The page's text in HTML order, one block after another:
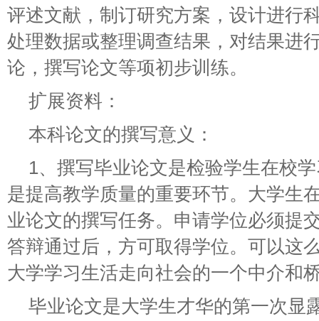
评述文献，制订研究方案，设计进行
处理数据或整理调查结果，对结果进
论，撰写论文等项初步训练。
扩展资料：
本科论文的撰写意义：
1、撰写毕业论文是检验学生在校
是提高教学质量的重要环节。大学生
业论文的撰写任务。申请学位必须提
答辩通过后，方可取得学位。可以这
大学学习生活走向社会的一个中介和
毕业论文是大学生才华的第一次显